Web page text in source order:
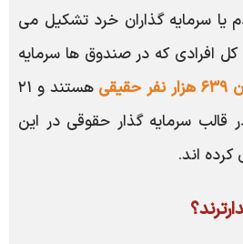
یا سرمایه گذاران خرد تشکیل می
افرادی که در صندوق ها سرمایه
هستند و ۲۱
نیز در قالب سرمایه گذار حقوقی در این
اند.